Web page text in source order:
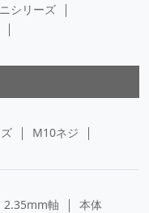
シリーズ
M10ネジ
2.35mm軸 本体